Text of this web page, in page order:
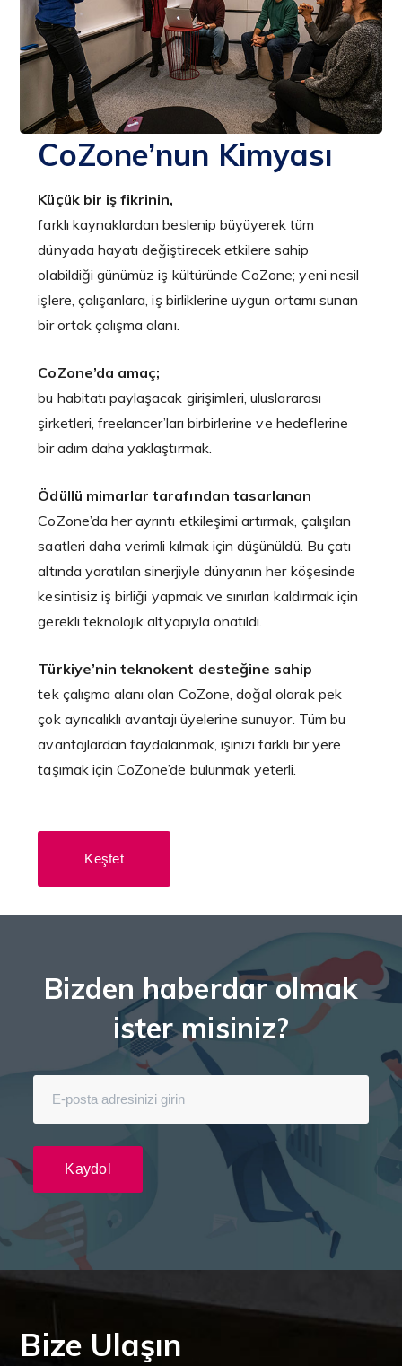
CoZone’nun Kimyası
Küçük bir iş fikrinin,
farklı kaynaklardan beslenip büyüyerek tüm
dünyada hayatı değiştirecek etkilere sahip
olabildiği günümüz iş kültüründe CoZone; yeni nesil
işlere, çalışanlara, iş birliklerine uygun ortamı sunan
bir ortak çalışma alanı.
CoZone’da amaç;
bu habitatı paylaşacak girişimleri, uluslararası
şirketleri, freelancer’ları birbirlerine ve hedeflerine
bir adım daha yaklaştırmak.
Ödüllü mimarlar tarafından tasarlanan
CoZone’da her ayrıntı etkileşimi artırmak, çalışılan
saatleri daha verimli kılmak için düşünüldü. Bu çatı
altında yaratılan sinerjiyle dünyanın her köşesinde
kesintisiz iş birliği yapmak ve sınırları kaldırmak için
gerekli teknolojik altyapıyla onatıldı.
Türkiye’nin teknokent desteğine sahip
tek çalışma alanı olan CoZone, doğal olarak pek
çok ayrıcalıklı avantajı üyelerine sunuyor. Tüm bu
avantajlardan faydalanmak, işinizi farklı bir yere
taşımak için CoZone’de bulunmak yeterli.
Keşfet
Bizden haberdar olmak
ister misiniz?
Bize Ulaşın